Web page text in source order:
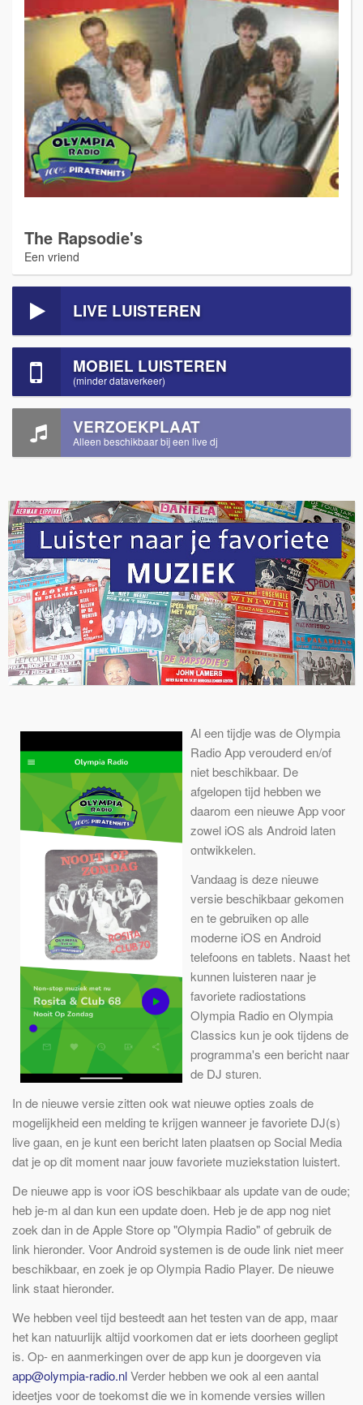
The Rapsodie's
Een vriend
LIVE LUISTEREN
MOBIEL LUISTEREN
(minder dataverkeer)
VERZOEKPLAAT
Alleen beschikbaar bij een live dj
Al een tijdje was de Olympia
Radio App verouderd en/of
niet beschikbaar. De
afgelopen tijd hebben we
daarom een nieuwe App voor
zowel iOS als Android laten
ontwikkelen.
Vandaag is deze nieuwe
versie beschikbaar gekomen
en te gebruiken op alle
moderne iOS en Android
telefoons en tablets. Naast het
kunnen luisteren naar je
favoriete radiostations
Olympia Radio en Olympia
Classics kun je ook tijdens de
programma's een bericht naar
de DJ sturen.
In de nieuwe versie zitten ook wat nieuwe opties zoals de
mogelijkheid een melding te krijgen wanneer je favoriete DJ(s)
live gaan, en je kunt een bericht laten plaatsen op Social Media
dat je op dit moment naar jouw favoriete muziekstation luistert.
De nieuwe app is voor iOS beschikbaar als update van de oude;
heb je-m al dan kun een update doen. Heb je de app nog niet
zoek dan in de Apple Store op "Olympia Radio" of gebruik de
link hieronder. Voor Android systemen is de oude link niet meer
beschikbaar, en zoek je op Olympia Radio Player. De nieuwe
link staat hieronder.
We hebben veel tijd besteedt aan het testen van de app, maar
het kan natuurlijk altijd voorkomen dat er iets doorheen geglipt
is. Op- en aanmerkingen over de app kun je doorgeven via
app@olympia-radio.nlVerder hebben we ook al een aantal
ideetjes voor de toekomst die we in komende versies willen